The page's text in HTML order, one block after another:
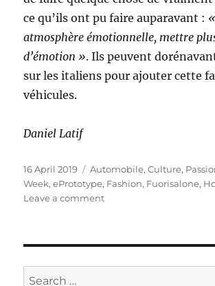
ce qu’ils ont pu faire auparavant :
atmosphère émotionnelle, mettre
d’émotion ». Ils peuvent
sur les italiens pour ajouter cette
véhicules.
Daniel Latif
Posted
on
16 April 2019 Categories
Automobile,Culture,
Week,ePrototype, Fashion, Fuorisalone,
Leave a commenton
la
Search